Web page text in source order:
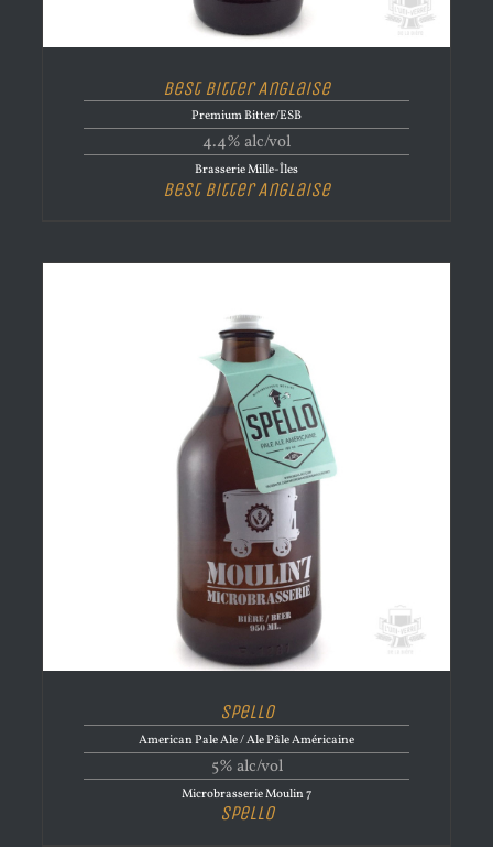
Best Bitter Anglaise
Premium Bitter/ESB
4.4% alc/vol
Brasserie Mille-Îles
Best Bitter Anglaise
Spello
American Pale Ale / Ale Pâle Américaine
5% alc/vol
Microbrasserie Moulin 7
Spello